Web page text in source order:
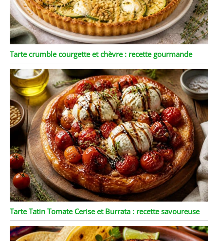
Tarte crumble courgette et chèvre : recette gourmande
Tarte Tatin Tomate Cerise et Burrata : recette savoureuse